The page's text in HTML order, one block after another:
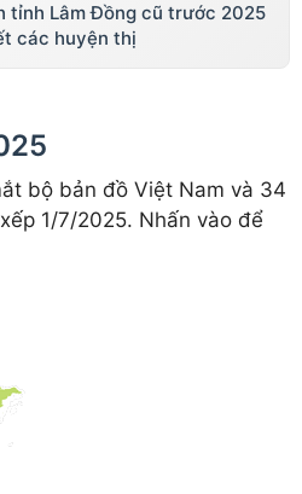
tỉnh Lâm Đồng cũ trước 2025
các huyện thị
bộ bản đồ Việt Nam và 34
1/7/2025. Nhấn vào để